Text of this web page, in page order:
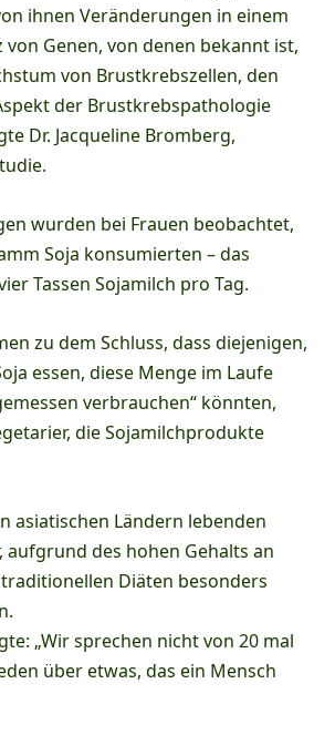
ihnen Veränderungen in einem
Genen, von denen bekannt ist,
von Brustkrebszellen, den
der Brustkrebspathologie
Dr. Jacqueline Bromberg,
wurden bei Frauen beobachtet,
Soja konsumierten – das
Tassen Sojamilch pro Tag.
zu dem Schluss, dass diejenigen,
essen, diese Menge im Laufe
verbrauchen“ könnten,
die Sojamilchprodukte
asiatischen Ländern lebenden
aufgrund des hohen Gehalts an
Diäten besonders
„Wir sprechen nicht von 20 mal
über etwas, das ein Mensch